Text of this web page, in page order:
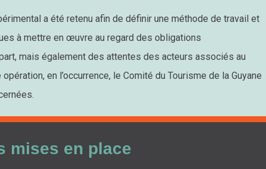
a été retenu afin de définir une méthode de travail et
à mettre en œuvre au regard des obligations
mais également des attentes des acteurs associés au
en l’occurrence, le Comité du Tourisme de la Guyane
mises en place